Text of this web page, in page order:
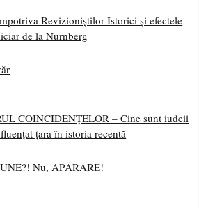
Revizioniștilor Istorici și efectele
de la Nurnberg
COINCIDENȚELOR – Cine sunt iudeii
țara în istoria recentă
Nu, APĂRARE!